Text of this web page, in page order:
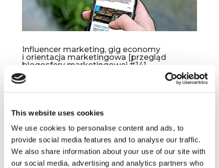
This website uses cookies
We use cookies to personalise content and ads, to
provide social media features and to analyse our traffic.
We also share information about your use of our site with
our social media, advertising and analytics partners who
Influencer marketing, gig economy
i orientacja marketingowa [przegląd
blogosfery marketingowej #14]
Trendy
Święta, Święta i… po Świętach. Czas zatem
i kolejną dziesiątkę wyróżnionych przez nas
artykułów. W tym tygodniu mamy dla Was
materiały m. in. z Convince and Convert,
Branding Strategy Insider,...